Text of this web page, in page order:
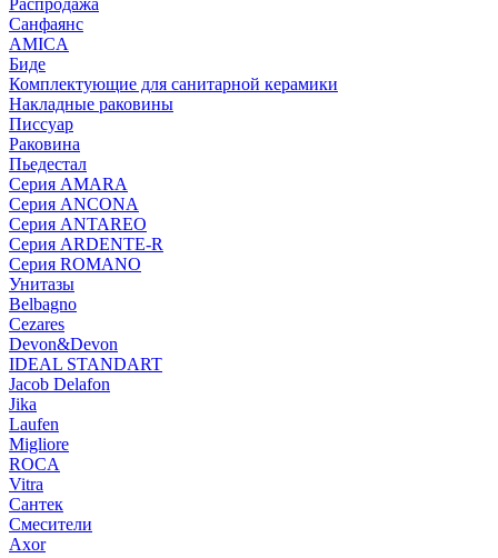
Распродажа
Санфаянс
AMICA
Биде
Комплектующие для санитарной керамики
Накладные раковины
Писсуар
Раковина
Пьедестал
Серия AMARA
Серия ANCONA
Серия ANTAREO
Серия ARDENTE-R
Серия ROMANO
Унитазы
Belbagno
Cezares
Devon&Devon
IDEAL STANDART
Jacob Delafon
Jika
Laufen
Migliore
ROCA
Vitra
Сантек
Смесители
Axor